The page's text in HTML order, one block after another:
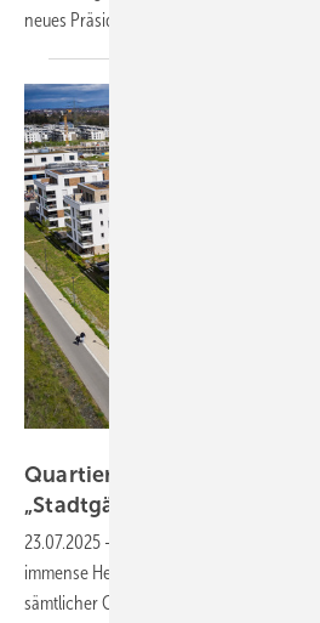
neues Präsi­dium
Quartier definiert neue
„Stadtgärten“
23.07.2025 -
immense Herausforderung, die ein
sämtlicher Gewerke erfordert. Ein